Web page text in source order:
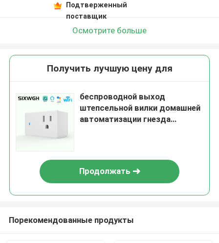
Подтверженный
поставщик
Осмотрите больше
Получить лучшую цену для
беспроводной выход
штепсельной вилки домашней
автоматизации гнезда
Продолжать
Порекомендованные продукты